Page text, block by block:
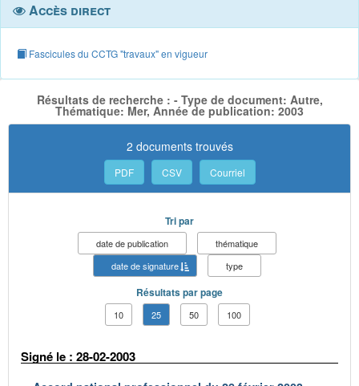
Accès direct
Fascicules du CCTG "travaux" en vigueur
Résultats de recherche : - Type de document: Autre,
Thématique: Mer, Année de publication: 2003
2 documents trouvés
PDF CSV Courriel
Tri par
date de publication
thématique
date de signature
type
Résultats par page
10 25 50 100
Signé le : 28-02-2003